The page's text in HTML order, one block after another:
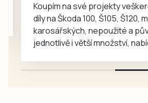
Koupím na své projekty
díly na Škoda 100, Š105, Š120,
karosářských, nepoužité a
jednotlivě i větší množství,